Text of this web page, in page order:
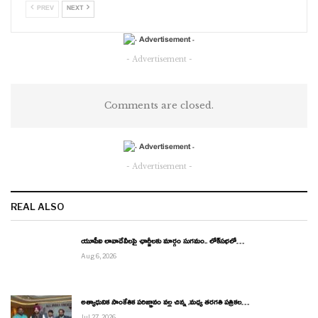
హాజరుకానున్నారని, కార్యక్రమాన్ని విజయవంతం చేయాలని మీడియా ద్వారా
PREV NEXT
- Advertisement -
Comments are closed.
- Advertisement -
REAL ALSO
యూపీఐ లావాదేవీలపై ఛార్జీలకు మార్గం సుగమం.. లోక్‌సభలో…
Aug 6, 2026
అత్యాధునిక సాంకేతిక పరిజ్ఞానం వల్ల చిన్న ,మధ్య తరగతి పత్రికల…